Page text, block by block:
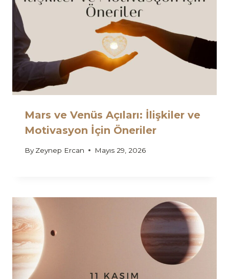
Mars ve Venüs Açıları: İlişkiler ve
Motivasyon İçin Öneriler
By Zeynep Ercan Mayıs 29, 2026